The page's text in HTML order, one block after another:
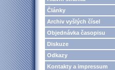
Články
Archiv vyšlých čísel
Objednávka časopisu
Diskuze
Odkazy
Kontakty a impressum